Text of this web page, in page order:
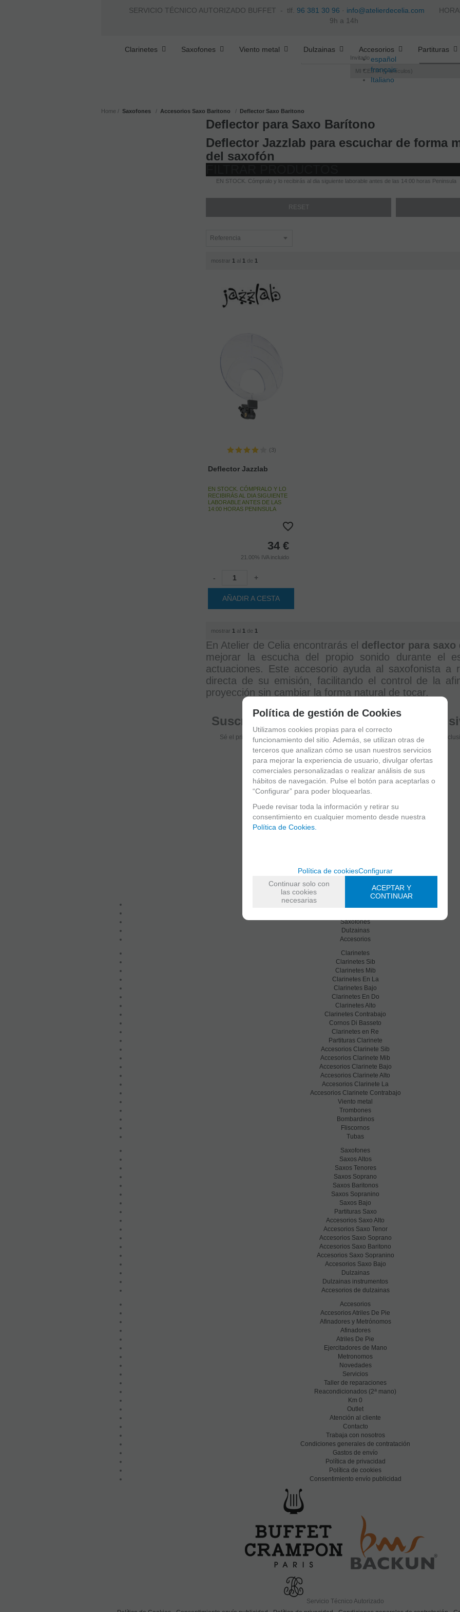
SERVICIO TÉCNICO AUTORIZADO BUFFET - tlf. 96 381 30 96 · info@atelierdecelia.com
9h a 14h
español
français
Italiano
Invitado
MI CESTA 0artículos
Clarinetes Saxofones Viento metal Dulzainas Accesorios Partituras
Home Saxofones Accesorios Saxo Baritono Deflector Saxo Baritono
Deflector para Saxo Barítono
Deflector Jazzlab para escuchar de forma
del saxofón
EN STOCK. Cómpralo y lo recibirás al dia siguiente laborable antes de las 14:00 horas Peninsula
mostrar 1 al 1 de 1
(3)
Deflector Jazzlab
EN STOCK. CÓMPRALO Y LO
RECIBIRÁS AL DIA SIGUIENTE
LABORABLE ANTES DE LAS
14:00 HORAS PENINSULA
34 €
21.00% IVA incluido
- +
AÑADIR A CESTA
mostrar 1 al 1 de 1
En Atelier de Celia encontrarás el deflector para saxo
mejorar la escucha del propio sonido durante el
actuaciones. Este accesorio ayuda al saxofonista a
directa de su emisión, facilitando el control de la
proyección sin cambiar la forma natural de tocar.
Suscríbete y disfruta de ventajas y
Sé el primero en recibir las novedades y disfruta de descuentos y promociones
He leído y acepto el envío de publicidad
963 81 30 96| info@atelierdecelia.com
Saxofones
Dulzainas
Accesorios
Clarinetes
Clarinetes Sib
Clarinetes Mib
Clarinetes En La
Clarinetes Bajo
Clarinetes En Do
Clarinetes Alto
Clarinetes Contrabajo
Cornos Di Basseto
Clarinetes en Re
Partituras Clarinete
Accesorios Clarinete Sib
Accesorios Clarinete Mib
Accesorios Clarinete Bajo
Accesorios Clarinete Alto
Accesorios Clarinete La
Accesorios Clarinete Contrabajo
Viento metal
Trombones
Bombardinos
Fliscornos
Tubas
Saxofones
Saxos Altos
Saxos Tenores
Saxos Soprano
Saxos Baritonos
Saxos Sopranino
Saxos Bajo
Partituras Saxo
Accesorios Saxo Alto
Accesorios Saxo Tenor
Accesorios Saxo Soprano
Accesorios Saxo Baritono
Accesorios Saxo Sopranino
Accesorios Saxo Bajo
Dulzainas
Dulzainas instrumentos
Accesorios de dulzainas
Accesorios
Accesorios Atriles De Pie
Afinadores y Metrónomos
Afinadores
Atriles De Pie
Ejercitadores de Mano
Metronomos
Novedades
Servicios
Taller de reparaciones
Reacondicionados (2a mano)
Km 0
Outlet
Atención al cliente
Contacto
Trabaja con nosotros
Condiciones generales de contratación
Gastos de envío
Política de privacidad
Política de cookies
Consentimiento envío publicidad
Servicio Técnico Autorizado
Política de gestión de Cookies
Utilizamos cookies propias para el correcto
funcionamiento del sitio. Además, se utilizan otras de
terceros que analizan cómo se usan nuestros servicios
para mejorar la experiencia de usuario, divulgar ofertas
comerciales personalizadas o realizar análisis de sus
hábitos de navegación. Pulse el botón para aceptarlas o
“Configurar” para poder bloquearlas.
Puede revisar toda la información y retirar su
consentimiento en cualquier momento desde nuestra
Política de Cookies.
Política de cookiesConfigurar
Continuar solo con
las cookies
necesarias
ACEPTAR Y
CONTINUAR